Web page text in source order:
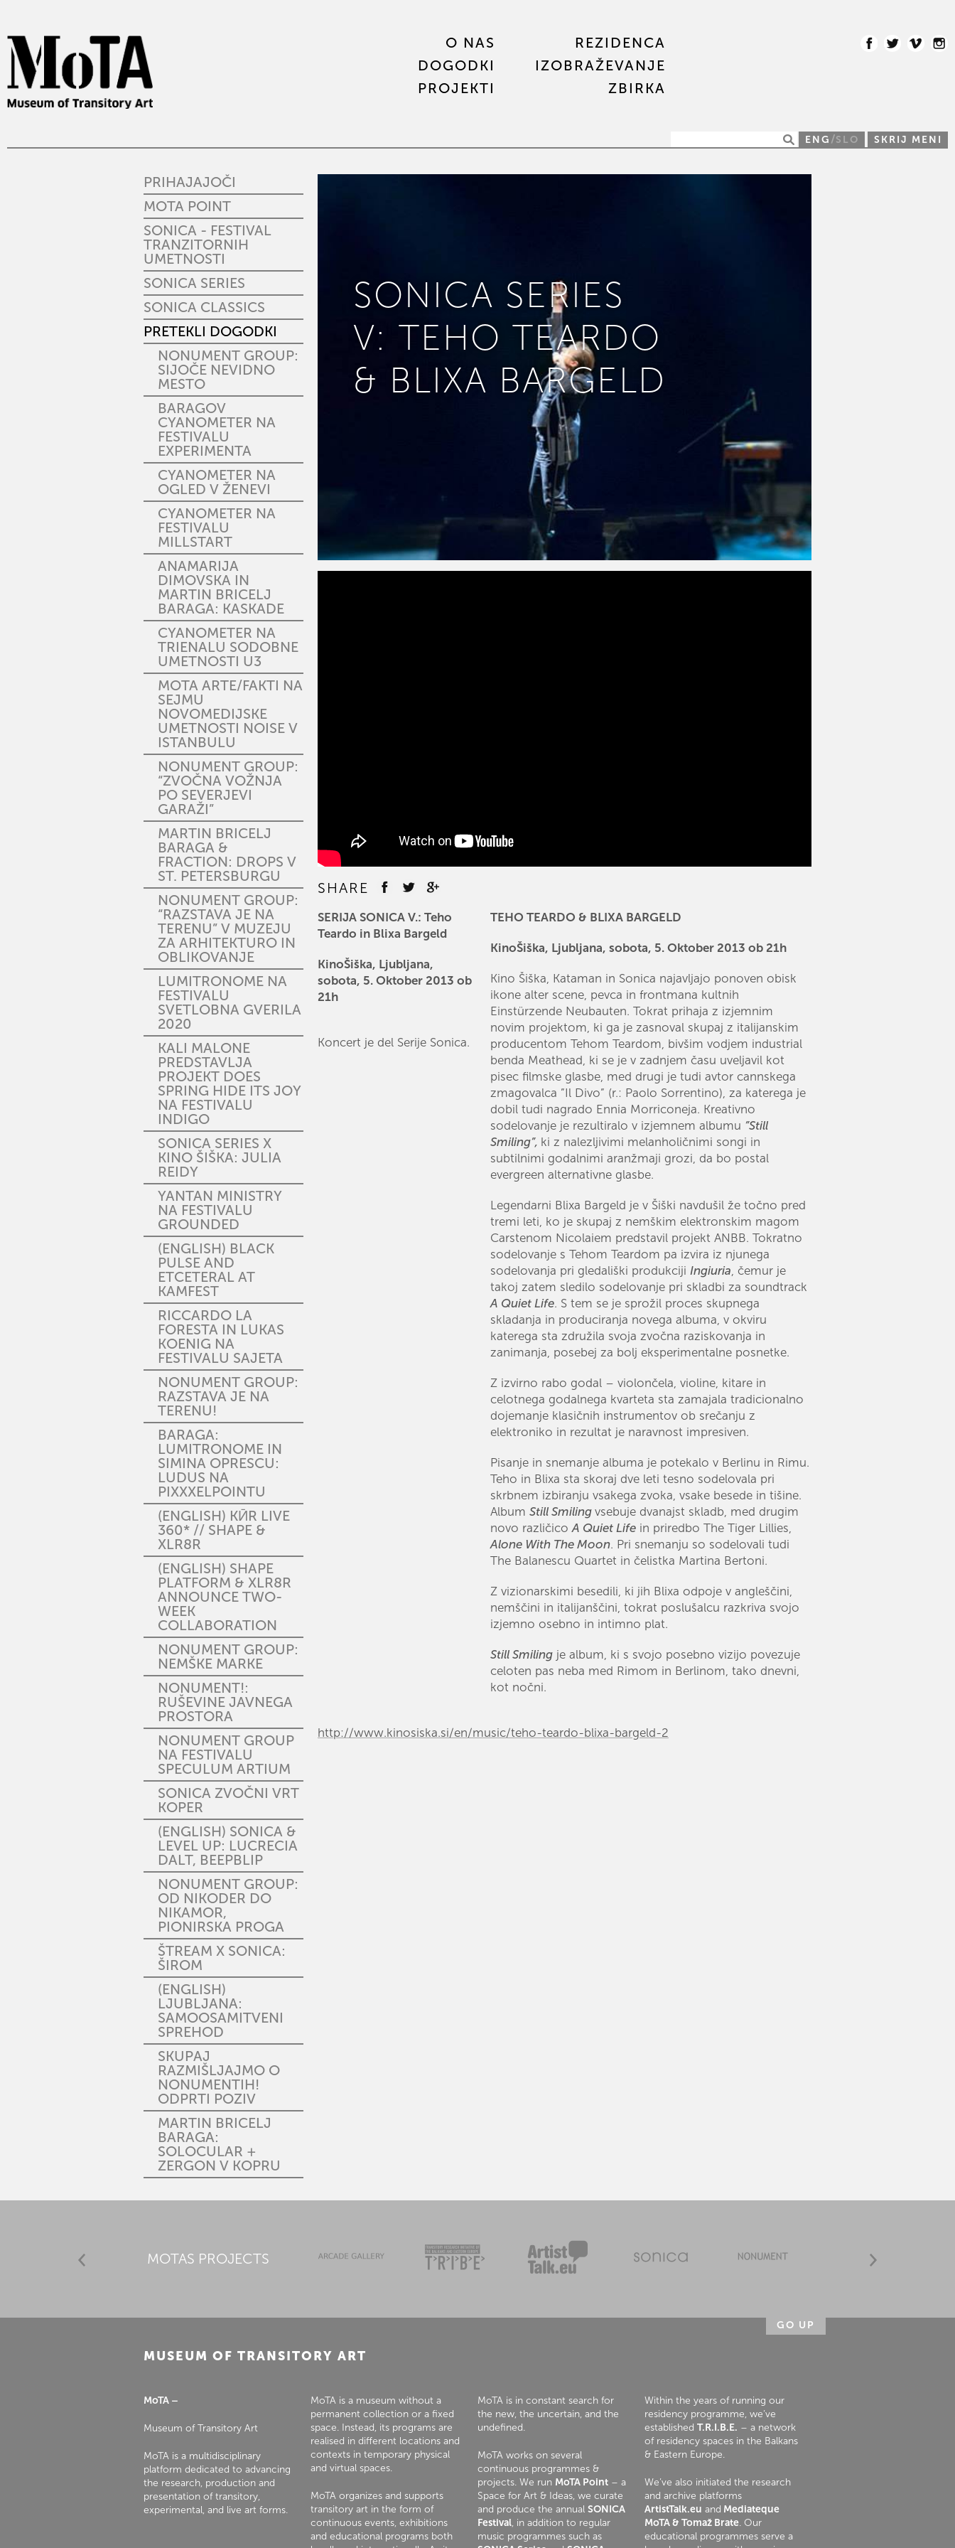
O NAS
REZIDENCA
DOGODKI
IZOBRAŽEVANJE
PROJEKTI
ZBIRKA
ENG /SLO SKRIJ MENI
PRIHAJAJOČI
MOTA POINT
SONICA - FESTIVAL
TRANZITORNIH
UMETNOSTI
SONICA SERIES
SONICA CLASSICS
PRETEKLI DOGODKI
NONUMENT GROUP:
SIJOČE NEVIDNO
MESTO
BARAGOV
CYANOMETER NA
FESTIVALU
EXPERIMENTA
CYANOMETER NA
OGLED V ŽENEVI
CYANOMETER NA
FESTIVALU
MILLSTART
ANAMARIJA
DIMOVSKA IN
MARTIN BRICELJ
BARAGA: KASKADE
CYANOMETER NA
TRIENALU SODOBNE
UMETNOSTI U3
MOTA ARTE/FAKTI NA
SEJMU
NOVOMEDIJSKE
UMETNOSTI NOISE V
ISTANBULU
NONUMENT GROUP:
“ZVOČNA VOŽNJA
PO SEVERJEVI
GARAŽI”
MARTIN BRICELJ
BARAGA &
FRACTION: DROPS V
ST. PETERSBURGU
NONUMENT GROUP:
“RAZSTAVA JE NA
TERENU” V MUZEJU
ZA ARHITEKTURO IN
OBLIKOVANJE
LUMITRONOME NA
FESTIVALU
SVETLOBNA GVERILA
2020
KALI MALONE
PREDSTAVLJA
PROJEKT DOES
SPRING HIDE ITS JOY
NA FESTIVALU
INDIGO
SONICA SERIES X
KINO ŠIŠKA: JULIA
REIDY
YANTAN MINISTRY
NA FESTIVALU
GROUNDED
(ENGLISH) BLACK
PULSE AND
ETCETERAL AT
KAMFEST
RICCARDO LA
FORESTA IN LUKAS
KOENIG NA
FESTIVALU SAJETA
NONUMENT GROUP:
RAZSTAVA JE NA
TERENU!
BARAGA:
LUMITRONOME IN
SIMINA OPRESCU:
LUDUS NA
PIXXXELPOINTU
(ENGLISH) KӢR LIVE
360* // SHAPE &
XLR8R
(ENGLISH) SHAPE
PLATFORM & XLR8R
ANNOUNCE TWO-
WEEK
COLLABORATION
NONUMENT GROUP:
NEMŠKE MARKE
NONUMENT!:
RUŠEVINE JAVNEGA
PROSTORA
NONUMENT GROUP
NA FESTIVALU
SPECULUM ARTIUM
SONICA ZVOČNI VRT
KOPER
(ENGLISH) SONICA &
LEVEL UP: LUCRECIA
DALT, BEEPBLIP
NONUMENT GROUP:
OD NIKODER DO
NIKAMOR,
PIONIRSKA PROGA
ŠTREAM X SONICA:
ŠIROM
(ENGLISH)
LJUBLJANA:
SAMOOSAMITVENI
SPREHOD
SKUPAJ
RAZMIŠLJAJMO O
NONUMENTIH!
ODPRTI POZIV
MARTIN BRICELJ
BARAGA:
SOLOCULAR +
ZERGON V KOPRU
SONICA SERIES
V: TEHO TEARDO
& BLIXA BARGELD
SHARE
SERIJA SONICA V.: Teho
Teardo in Blixa Bargeld
KinoŠiška, Ljubljana,
sobota, 5. Oktober 2013 ob
21h
TEHO TEARDO & BLIXA BARGELD
KinoŠiška, Ljubljana, sobota, 5. Oktober 2013 ob 21h
Kino Šiška, Kataman in Sonica najavljajo ponoven obisk
ikone alter scene, pevca in frontmana kultnih
Einstürzende Neubauten. Tokrat prihaja z izjemnim
novim projektom, ki ga je zasnoval skupaj z italijanskim
producentom Tehom Teardom, bivšim vodjem industrial
benda Meathead, ki se je v zadnjem času uveljavil kot
pisec filmske glasbe, med drugi je tudi avtor cannskega
zmagovalca ”Il Divo” (r.: Paolo Sorrentino), za katerega je
dobil tudi nagrado Ennia Morriconeja. Kreativno
sodelovanje je rezultiralo v izjemnem albumu ”Still
Smiling”, ki z nalezljivimi melanholičnimi songi in
subtilnimi godalnimi aranžmaji grozi, da bo postal
evergreen alternativne glasbe.
Legendarni Blixa Bargeld je v Šiški navdušil že točno pred
tremi leti, ko je skupaj z nemškim elektronskim magom
Carstenom Nicolaiem predstavil projekt ANBB. Tokratno
sodelovanje s Tehom Teardom pa izvira iz njunega
sodelovanja pri gledališki produkciji Ingiuria , čemur je
takoj zatem sledilo sodelovanje pri skladbi za soundtrack
A Quiet Life. S tem se je sprožil proces skupnega
skladanja in produciranja novega albuma, v okviru
katerega sta združila svoja zvočna raziskovanja in
zanimanja, posebej za bolj eksperimentalne posnetke.
Z izvirno rabo godal – violončela, violine, kitare in
celotnega godalnega kvarteta sta zamajala tradicionalno
dojemanje klasičnih instrumentov ob srečanju z
elektroniko in rezultat je naravnost impresiven.
Pisanje in snemanje albuma je potekalo v Berlinu in Rimu.
Teho in Blixa sta skoraj dve leti tesno sodelovala pri
skrbnem izbiranju vsakega zvoka, vsake besede in tišine.
AlbumStill Smilingvsebuje dvanajst skladb, med drugim
novo različicoA Quiet Life in priredbo The Tiger Lillies,
Alone With The Moon. Pri snemanju so sodelovali tudi
The Balanescu Quartet in čelistka Martina Bertoni.
Z vizionarskimi besedili, ki jih Blixa odpoje v angleščini,
nemščini in italijanščini, tokrat poslušalcu razkriva svojo
izjemno osebno in intimno plat.
Still Smiling je album, ki s svojo posebno vizijo povezuje
celoten pas neba med Rimom in Berlinom, tako dnevni,
kot nočni.
Koncert je del Serije Sonica.
http://www.kinosiska.si/en/music/teho-teardo-blixa-bargeld-2
MOTAS PROJECTS
GO UP
MUSEUM OF TRANSITORY ART
MoTA –
Museum of Transitory Art
MoTA is a multidisciplinary
platform dedicated to advancing
the research, production and
presentation of transitory,
experimental, and live art forms.
MoTA is a museum without a
permanent collection or a fixed
space. Instead, its programs are
realised in different locations and
contexts in temporary physical
and virtual spaces.
MoTA organizes and supports
transitory art in the form of
continuous events, exhibitions
and educational programs both
MoTA is in constant search for
the new, the uncertain, and the
undefined.
MoTA works on several
continuous programmes &
projects. We run MoTA Point– a
Space for Art & Ideas, we curate
and produce the annual SONICA
Festival, in addition to regular
music programmes such as
Within the years of running our
residency programme, we’ve
established T.R.I.B.E. – a network
of residency spaces in the Balkans
& Eastern Europe.
We’ve also initiated the research
and archive platforms
ArtistTalk.eu and Mediateque
MoTA & Tomaž Brate. Our
educational programmes serve a